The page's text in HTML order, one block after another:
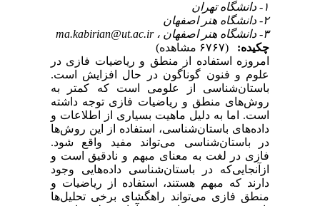
۱- دانشگاه تهران
۲- دانشگاه هنر اصفهان
۳- دانشگاه هنر اصفهان ،
ma.kabirian@ut.ac.ir
چکیده:
(۶۷۶۷ مشاهده)
امروزه استفاده از منطق و ریاضیات فازی در
علوم و فنون گوناگون در حال افزایش است.
باستان‌شناسی از علومی است که کمتر به
روش‌های منطق و ریاضیات فازی توجه داشته
است. اما به دلیل ماهیت بسیاری از اطلاعات و
داده‌های باستان‌شناسی، استفاده از این روش‌ها
در باستان‌شناسی می‌تواند مفید واقع شود.
فازی در لغت به معنای مبهم و نادقیق است و
ازآنجایی‌که در باستان‌شناسی داده‌هایی وجود
دارند که مبهم هستند، استفاده از ریاضیات و
منطق فازی می‌تواند راهگشای برخی تحلیل‌ها